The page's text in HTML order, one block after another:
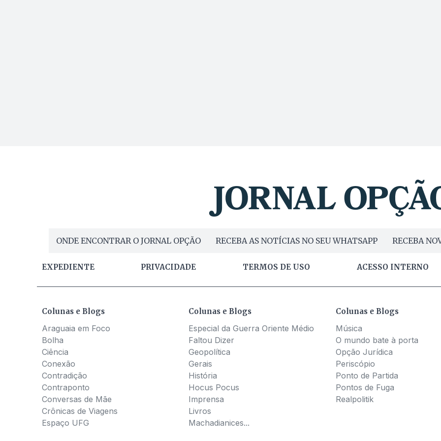
ONDE ENCONTRAR O JORNAL OPÇÃO RECEBA AS NOTÍCIAS NO SEU WHATSAPP RECEBA
EXPEDIENTE PRIVACIDADE TERMOS DE USO ACESSO INTERNO
Colunas e Blogs
Araguaia em Foco
Bolha
Ciência
Conexão
Contradição
Contraponto
Conversas de Mãe
Crônicas de Viagens
Espaço UFG
Colunas e Blogs
Especial da Guerra Oriente Médio
Faltou Dizer
Geopolítica
Gerais
História
Hocus Pocus
Imprensa
Livros
Machadianices...
Colunas e Blogs
Música
O mundo bate à porta
Opção Jurídica
Periscópio
Ponto de Partida
Pontos de Fuga
Realpolitik